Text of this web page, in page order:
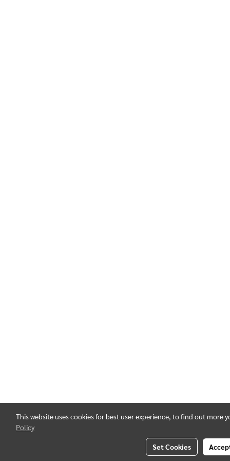
This website uses cookies for best user experience, to find out more
Policy
Set Cookies